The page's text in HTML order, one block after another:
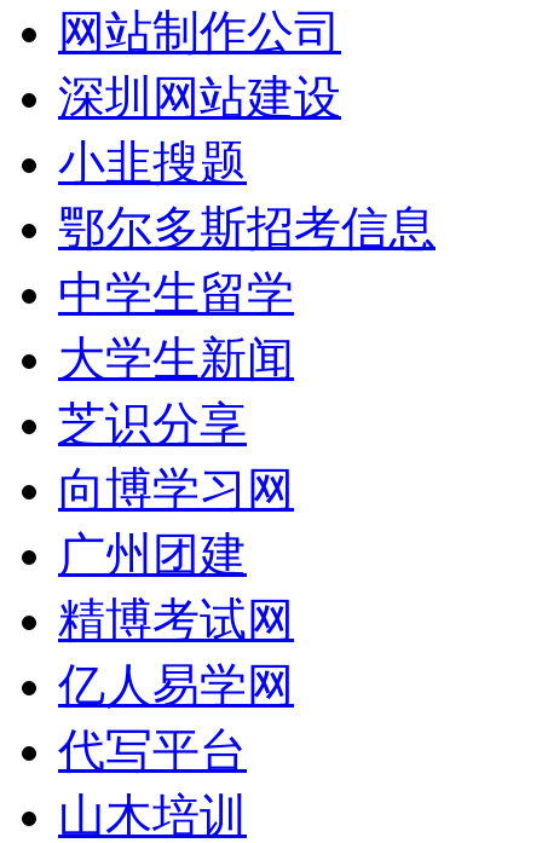
网站制作公司
深圳网站建设
小韭搜题
鄂尔多斯招考信息
中学生留学
大学生新闻
芝识分享
向博学习网
广州团建
精博考试网
亿人易学网
代写平台
山木培训